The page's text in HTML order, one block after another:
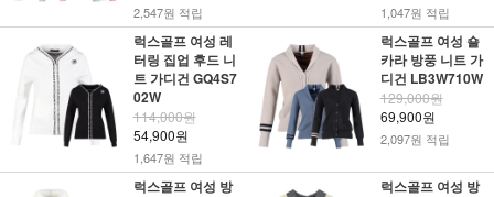
2,547원 적립 1,047원 적립
럭스골프 여성 레
터링 집업 후드 니
트 가디건 GQ4S7
02W
114,000원
54,900원
1,647원 적립
럭스골프 여성 숄
카라 방풍 니트 가
디건 LB3W710W
129,000원
69,900원
2,097원 적립
럭스골프 여성 방
럭스골프 여성 방